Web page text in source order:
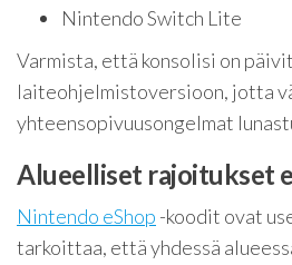
Nintendo Switch Lite
Varmista, että konsolisi on
laiteohjelmistoversioon, jotta
yhteensopivuusongelmat
Alueelliset rajoitukset
Nintendo eShop -koodit ovat
tarkoittaa, että yhdessä